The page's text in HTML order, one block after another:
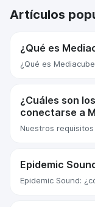
Artículos
¿Qué es
¿Qué es
¿Cuáles son
conectarse a
Nuestros
Epidemic
Epidemic Sound: